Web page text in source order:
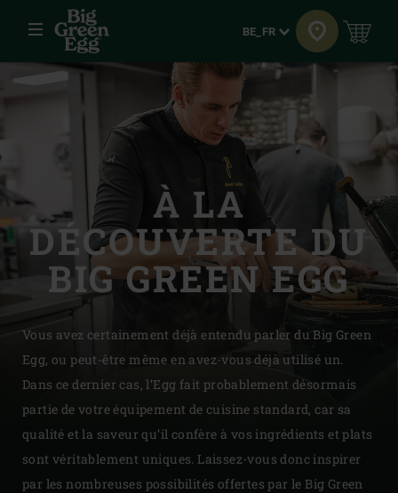
Menu Langue
BE_FR
À LA
DÉCOUVERTE DU
BIG GREEN EGG
Vous avez certainement déjà entendu parler du Big Green
Egg, ou peut-être même en avez-vous déjà utilisé un.
Dans ce dernier cas, l’Egg fait probablement désormais
partie de votre équipement de cuisine standard, car sa
qualité et la saveur qu’il confère à vos ingrédients et plats
sont véritablement uniques. Laissez-vous donc inspirer
par les nombreuses possibilités offertes par le Big Green